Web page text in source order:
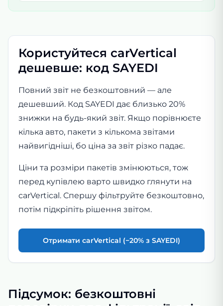
Користуйтеся carVertical
дешевше: код SAYEDI
Повний звіт не безкоштовний — але
дешевший. Код SAYEDI дає близько 20%
знижки на будь-який звіт. Якщо порівнюєте
кілька авто, пакети з кількома звітами
найвигідніші, бо ціна за звіт різко падає.
Ціни та розміри пакетів змінюються, тож
перед купівлею варто швидко глянути на
carVertical. Спершу фільтруйте безкоштовно,
потім підкріпіть рішення звітом.
Отримати carVertical (−20% з SAYEDI)
Підсумок: безкоштовні